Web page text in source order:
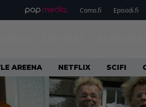
Como.fi Episodi.fi
AREENA NETFLIX SCIFI